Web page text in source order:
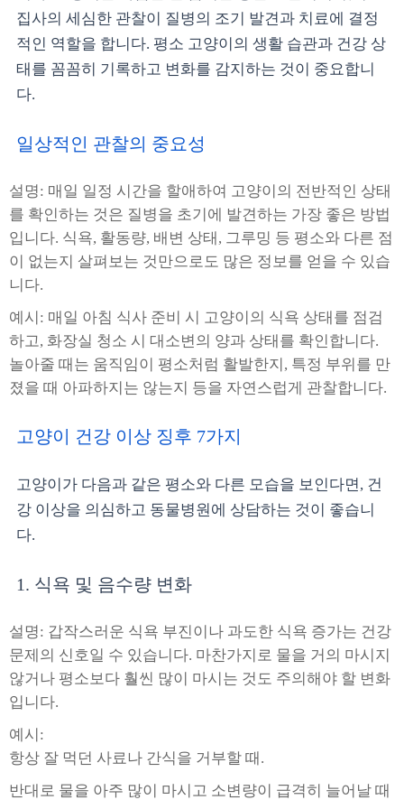
집사의 세심한 관찰이 질병의 조기 발견과 치료에 결정
적인 역할을 합니다. 평소 고양이의 생활 습관과 건강 상
태를 꼼꼼히 기록하고 변화를 감지하는 것이 중요합니
다.
일상적인 관찰의 중요성
설명: 매일 일정 시간을 할애하여 고양이의 전반적인 상태
를 확인하는 것은 질병을 초기에 발견하는 가장 좋은 방법
입니다. 식욕, 활동량, 배변 상태, 그루밍 등 평소와 다른 점
이 없는지 살펴보는 것만으로도 많은 정보를 얻을 수 있습
니다.
예시: 매일 아침 식사 준비 시 고양이의 식욕 상태를 점검
하고, 화장실 청소 시 대소변의 양과 상태를 확인합니다.
놀아줄 때는 움직임이 평소처럼 활발한지, 특정 부위를 만
졌을 때 아파하지는 않는지 등을 자연스럽게 관찰합니다.
고양이 건강 이상 징후 7가지
고양이가 다음과 같은 평소와 다른 모습을 보인다면, 건
강 이상을 의심하고 동물병원에 상담하는 것이 좋습니
다.
1. 식욕 및 음수량 변화
설명: 갑작스러운 식욕 부진이나 과도한 식욕 증가는 건강
문제의 신호일 수 있습니다. 마찬가지로 물을 거의 마시지
않거나 평소보다 훨씬 많이 마시는 것도 주의해야 할 변화
입니다.
예시:
항상 잘 먹던 사료나 간식을 거부할 때.
반대로 물을 아주 많이 마시고 소변량이 급격히 늘어날 때